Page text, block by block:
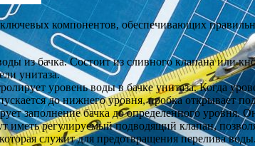
компонентов, обеспечивающих
из бачка. Состоит из сливного клапана или
унитаза.
уровень воды в бачке унитаза. Когда
до нижнего уровня, пробка открывает
заполнение бачка до определенного уровня.
регулируемый подводящий клапан,
служит для предотвращения перелива